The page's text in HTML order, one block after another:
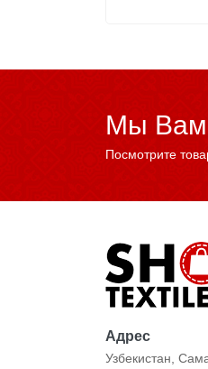
Мы Вам
Посмотрите
Адрес
Узбекистан,